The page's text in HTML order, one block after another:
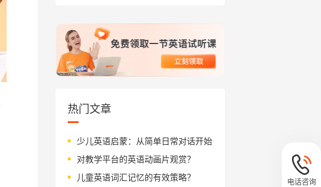
热门文章
少儿英语启蒙：从简单日常对话开始
对教学平台的英语动画片观赏？
儿童英语词汇记忆的有效策略？
电话咨询